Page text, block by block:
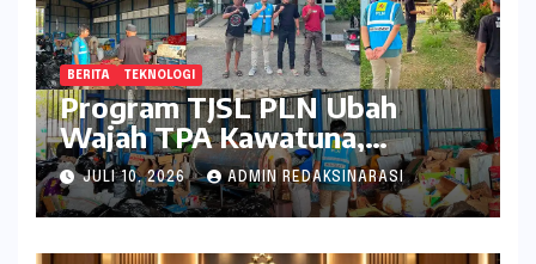
BERITA TEKNOLOGI
Program TJSL PLN Ubah
Wajah TPA Kawatuna,
Sampah Kini Bernilai Ekonomi
dan Lingkungan
JULI 10, 2026 ADMIN REDAKSINARASI